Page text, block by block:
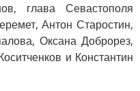
глава Севастополя
Антон Старостин,
Оксана Доброрез,
и Константин